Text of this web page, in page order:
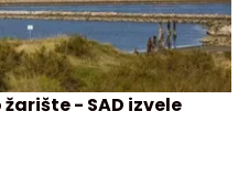
- SAD izvele